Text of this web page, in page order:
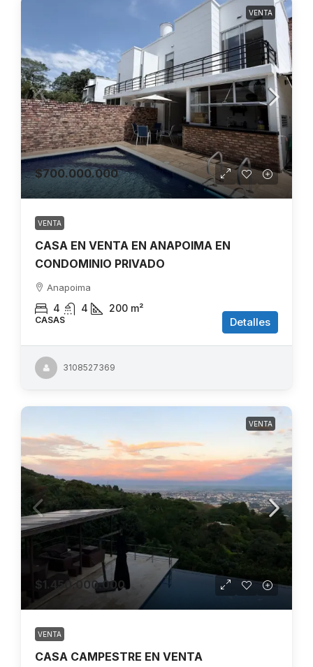
VENTA
$700.000.000
VENTA
CASA EN VENTA EN ANAPOIMA EN
CONDOMINIO PRIVADO
Anapoima
4 4 200 m²
CASAS Detalles
3108527369
VENTA
$1.450.000.000
VENTA
CASA CAMPESTRE EN VENTA